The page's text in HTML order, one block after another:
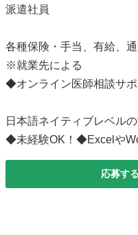
派遣社員
各種保険・手当、有給、
※就業先による
◆オンライン医師相談サ
日本語ネイティブレベル
◆未経験OK！◆Excelや
応募する